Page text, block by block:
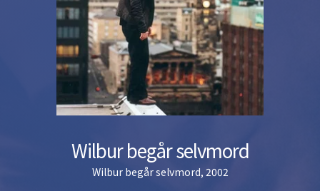
Wilbur begår selvmord
Wilbur begår selvmord, 2002